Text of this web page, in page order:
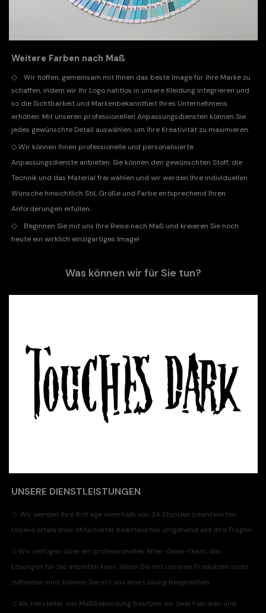
Weitere Farben nach Maß
◇
Wir hoffen, gemeinsam mit Ihnen das beste Image für Ihre Marke zu
schaffen, indem wir Ihr Logo nahtlos in unsere Kleidung integrieren und
so die Sichtbarkeit und Markenbekanntheit Ihres Unternehmens
erhöhen. Mit unseren professionellen Anpassungsdiensten können Sie
jedes gewünschte Detail auswählen, um Ihre Kreativität zu maximieren.
◇Wir können Ihnen professionelle und personalisierte
Anpassungsdienste anbieten. Sie können den gewünschten Stoff, die
Technik und das Material frei wählen und wir werden Ihre individuellen
Wünsche hinsichtlich Stil, Größe und Farbe entsprechend Ihren
Anforderungen erfüllen.
◇
Beginnen Sie mit uns Ihre Reise nach Maß und kreieren Sie noch
heute ein wirklich einzigartiges Image!
Was können wir für Sie tun?
UNSERE DIENSTLEISTUNGEN
◇ Wir werden Ihre Anfrage innerhalb von 24 Stunden beantworten.
Unsere erfahrenen Mitarbeiter beantworten umgehend alle Ihre Fragen.
◇Wir verfügen über ein professionelles After-Sales-Team, das
Lösungen für Sie anbieten kann. Wenn Sie mit unseren Produkten nicht
zufrieden sind, können Sie mit uns eine Lösung besprechen.
◇ Als Hersteller von Maßbekleidung besitzen wir zwei Fabriken und